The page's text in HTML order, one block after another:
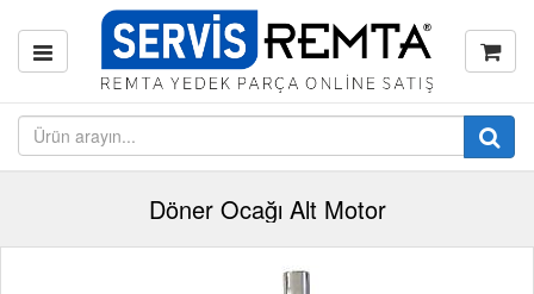
Döner Ocağı Alt Motor